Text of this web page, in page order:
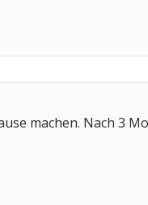
machen. Nach 3